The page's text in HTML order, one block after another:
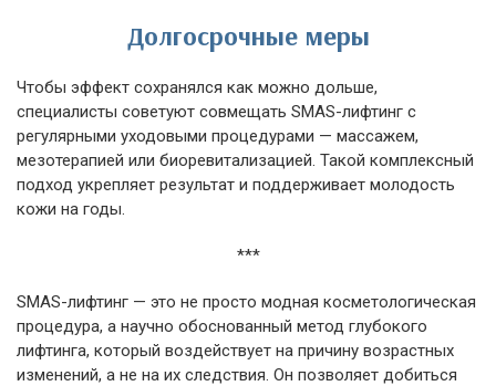
Долгосрочные меры
Чтобы эффект сохранялся как можно дольше,
специалисты советуют совмещать SMAS-лифтинг с
регулярными уходовыми процедурами — массажем,
мезотерапией или биоревитализацией. Такой комплексный
подход укрепляет результат и поддерживает молодость
кожи на годы.
***
SMAS-лифтинг — это не просто модная косметологическая
процедура, а научно обоснованный метод глубокого
лифтинга, который воздействует на причину возрастных
изменений, а не на их следствия. Он позволяет добиться